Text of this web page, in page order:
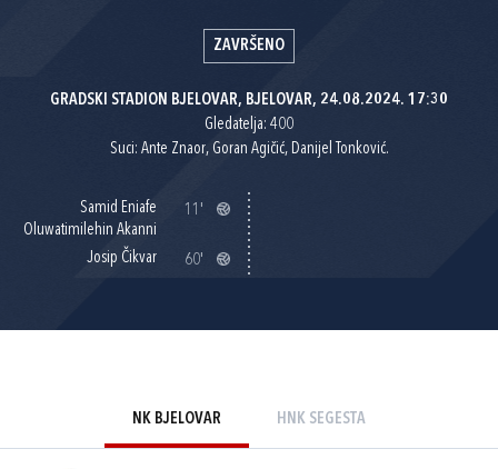
ZAVRŠENO
GRADSKI STADION BJELOVAR, BJELOVAR, 24.08.2024. 17:30
Gledatelja: 400
Suci: Ante Znaor, Goran Agičić, Danijel Tonković.
Samid Eniafe
Oluwatimilehin Akanni
11'
Josip Čikvar 60'
NK BJELOVAR HNK SEGESTA